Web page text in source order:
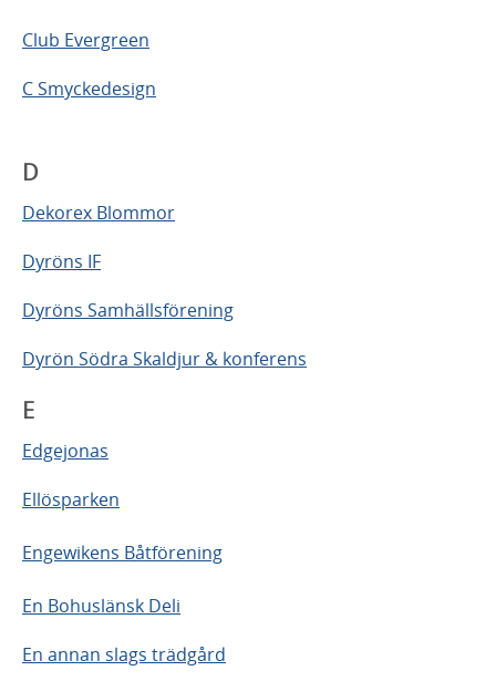
Club Evergreen
C Smyckedesign
D
Dekorex Blommor
Dyröns IF
Dyröns Samhällsförening
Dyrön Södra Skaldjur & konferens
E
Edgejonas
Ellösparken
Engewikens Båtförening
En Bohuslänsk Deli
En annan slags trädgård